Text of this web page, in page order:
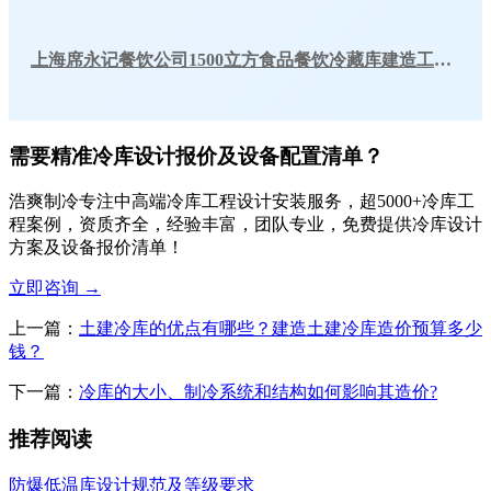
上海席永记餐饮公司1500立方食品餐饮冷藏库建造工程案例
需要精准冷库设计报价及设备配置清单？
浩爽制冷专注中高端冷库工程设计安装服务，超5000+冷库工
程案例，资质齐全，经验丰富，团队专业，免费提供冷库设计
方案及设备报价清单！
立即咨询 →
上一篇： 土建冷库的优点有哪些？建造土建冷库造价预算多少
钱？
下一篇： 冷库的大小、制冷系统和结构如何影响其造价?
推荐阅读
防爆低温库设计规范及等级要求